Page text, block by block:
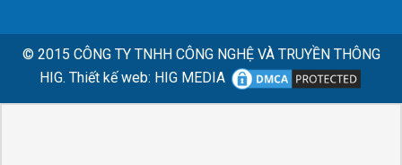
© 2015 CÔNG TY TNHH CÔNG NGHỆ VÀ TRUYỀN THÔNG
HIG. Thiết kế web: HIG MEDIA